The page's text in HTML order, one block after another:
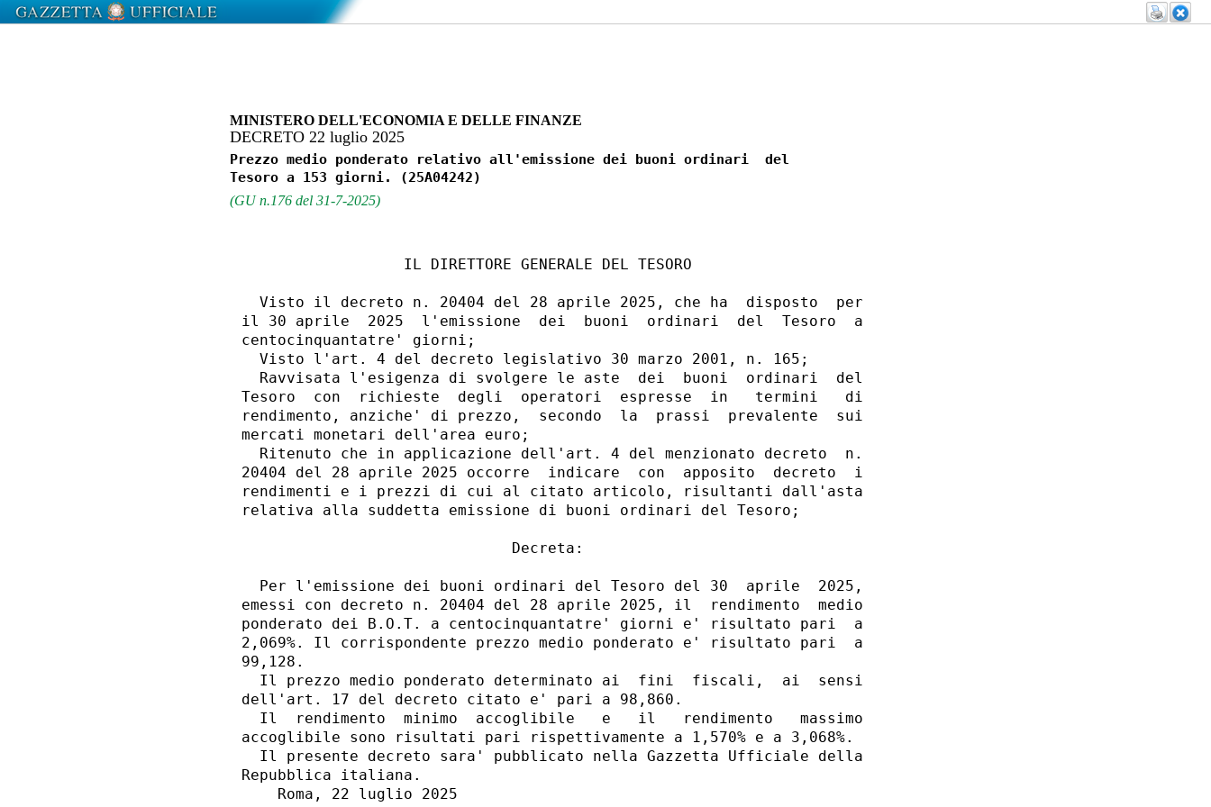
MINISTERO DELL'ECONOMIA E DELLE FINANZE
DECRETO 22 luglio 2025
Prezzo medio ponderato relativo all'emissione dei buoni ordinari  del
(GU n.176 del 31-7-2025)
                  IL DIRETTORE GENERALE DEL TESORO
  Visto il decreto n. 20404 del 28 aprile 2025, che ha  disposto  per
il 30 aprile  2025  l'emissione  dei  buoni  ordinari  del  Tesoro  a
centocinquantatre' giorni;
  Visto l'art. 4 del decreto legislativo 30 marzo 2001, n. 165;
  Ravvisata l'esigenza di svolgere le aste  dei  buoni  ordinari  del
Tesoro  con  richieste  degli  operatori  espresse  in   termini   di
rendimento, anziche' di prezzo,  secondo  la  prassi  prevalente  sui
mercati monetari dell'area euro;
  Ritenuto che in applicazione dell'art. 4 del menzionato decreto  n.
20404 del 28 aprile 2025 occorre  indicare  con  apposito  decreto  i
rendimenti e i prezzi di cui al citato articolo, risultanti dall'asta
relativa alla suddetta emissione di buoni ordinari del Tesoro;
                              Decreta:
  Per l'emissione dei buoni ordinari del Tesoro del 30  aprile  2025,
emessi con decreto n. 20404 del 28 aprile 2025, il  rendimento  medio
ponderato dei B.O.T. a centocinquantatre' giorni e' risultato pari  a
2,069%. Il corrispondente prezzo medio ponderato e' risultato pari  a
99,128.
  Il prezzo medio ponderato determinato ai  fini  fiscali,  ai  sensi
dell'art. 17 del decreto citato e' pari a 98,860.
  Il  rendimento  minimo  accoglibile   e   il   rendimento   massimo
accoglibile sono risultati pari rispettivamente a 1,570% e a 3,068%.
  Il presente decreto sara' pubblicato nella Gazzetta Ufficiale della
Repubblica italiana.
    Roma, 22 luglio 2025